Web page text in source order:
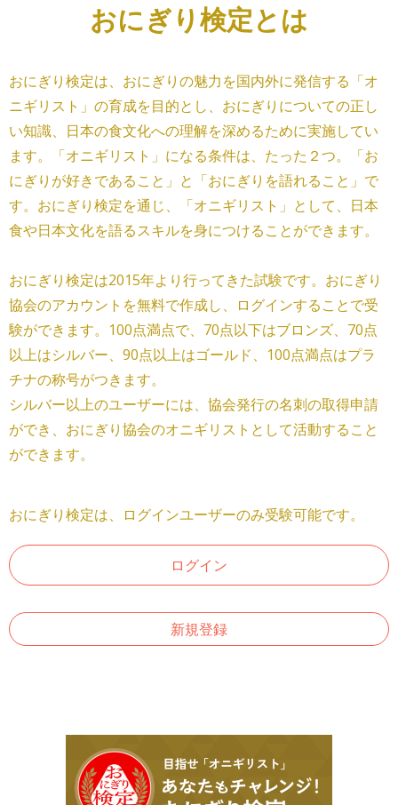
おにぎり検定とは
おにぎり検定は、おにぎりの魅力を国内外に発信する「オ
ニギリスト」の育成を目的とし、おにぎりについての正し
い知識、日本の食文化への理解を深めるために実施してい
ます。「オニギリスト」になる条件は、たった２つ。「お
にぎりが好きであること」と「おにぎりを語れること」で
す。おにぎり検定を通じ、「オニギリスト」として、日本
食や日本文化を語るスキルを身につけることができます。
おにぎり検定は2015年より行ってきた試験です。おにぎり
協会のアカウントを無料で作成し、ログインすることで受
験ができます。100点満点で、70点以下はブロンズ、70点
以上はシルバー、90点以上はゴールド、100点満点はプラ
チナの称号がつきます。
シルバー以上のユーザーには、協会発行の名刺の取得申請
ができ、おにぎり協会のオニギリストとして活動すること
ができます。
おにぎり検定は、ログインユーザーのみ受験可能です。
ログイン
新規登録